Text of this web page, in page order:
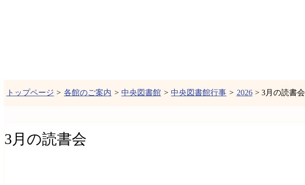
トップページ > 各館のご案内 > 中央図書館 > 中央図書館行事 > 2026 > 3月の読書会
3月の読書会